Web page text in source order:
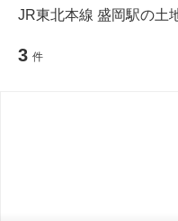
JR東北本線 盛岡駅の土
3 件